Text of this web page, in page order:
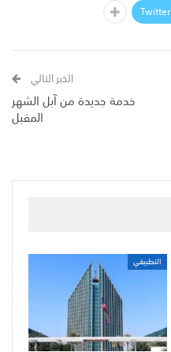
Twitter
الخبر التالي
خدمة جديدة من آبل الشهر
المقبل
التطبيقي